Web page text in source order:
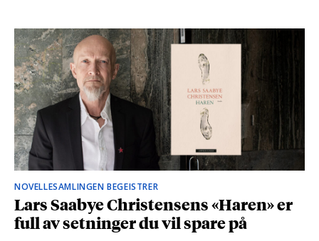
NOVELLESAMLINGEN BEGEISTRER
Lars Saabye Christensens «Haren» er
full av setninger du vil spare på